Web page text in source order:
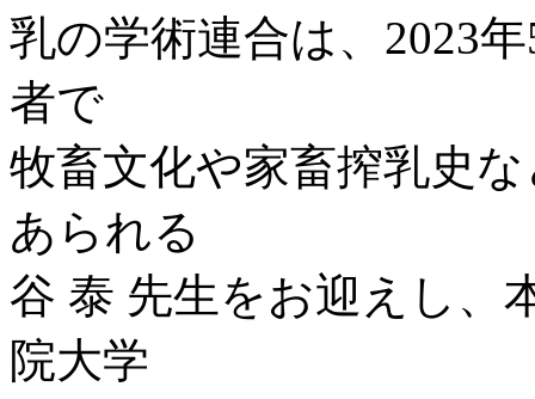
乳の学術連合は、2023
者で
牧畜文化や家畜搾乳史
あられる
谷 泰 先生をお迎えし、
院大学